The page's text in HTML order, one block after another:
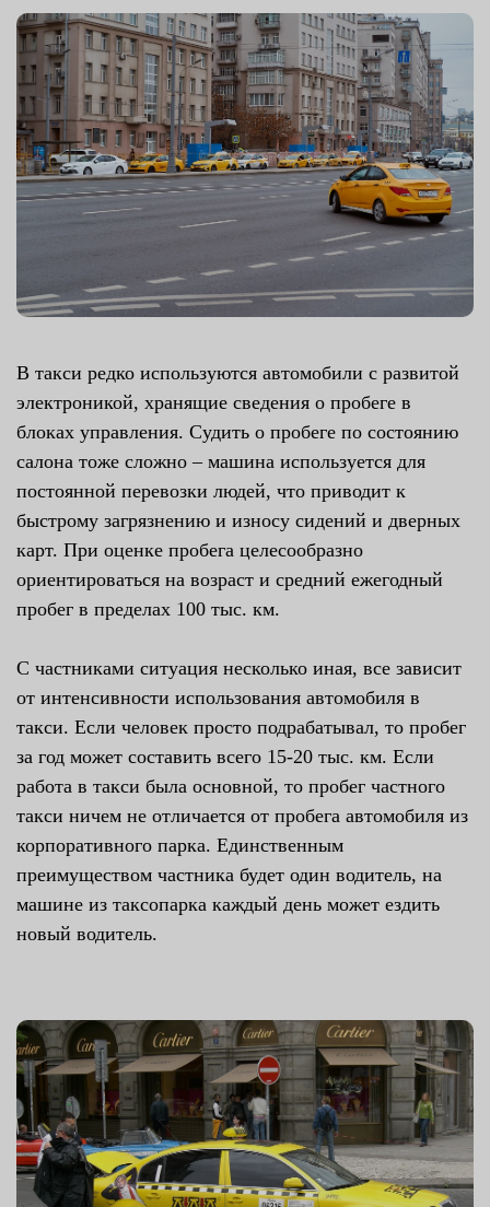
В такси редко используются автомобили с развитой
электроникой, хранящие сведения о пробеге в
блоках управления. Судить о пробеге по состоянию
салона тоже сложно – машина используется для
постоянной перевозки людей, что приводит к
быстрому загрязнению и износу сидений и дверных
карт. При оценке пробега целесообразно
ориентироваться на возраст и средний ежегодный
пробег в пределах 100 тыс. км.
С частниками ситуация несколько иная, все зависит
от интенсивности использования автомобиля в
такси. Если человек просто подрабатывал, то пробег
за год может составить всего 15-20 тыс. км. Если
работа в такси была основной, то пробег частного
такси ничем не отличается от пробега автомобиля из
корпоративного парка. Единственным
преимуществом частника будет один водитель, на
машине из таксопарка каждый день может ездить
новый водитель.